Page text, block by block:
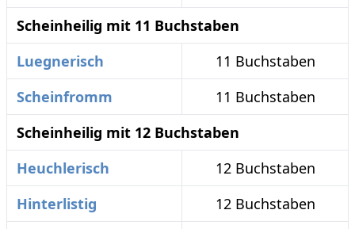
Scheinheilig mit 11 Buchstaben
Luegnerisch
11 Buchstaben
Scheinfromm
11 Buchstaben
Scheinheilig mit 12 Buchstaben
Heuchlerisch
12 Buchstaben
Hinterlistig
12 Buchstaben